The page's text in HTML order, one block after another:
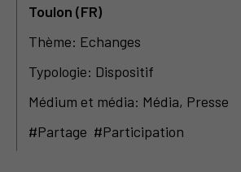
Toulon (FR)
Thème: Echanges
Typologie: Dispositif
Médium et média: Média, Presse
#Partage #Participation